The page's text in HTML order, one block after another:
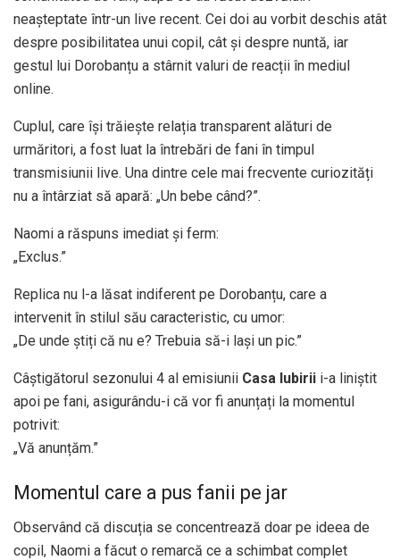
neașteptate într-un live recent. Cei doi au vorbit deschis atât
despre posibilitatea unui copil, cât și despre nuntă, iar
gestul lui Dorobanțu a stârnit valuri de reacții în mediul
online.
Cuplul, care își trăiește relația transparent alături de
urmăritori, a fost luat la întrebări de fani în timpul
transmisiunii live. Una dintre cele mai frecvente curiozități
nu a întârziat să apară: „Un bebe când?”.
Naomi a răspuns imediat și ferm:
„Exclus.”
Replica nu l-a lăsat indiferent pe Dorobanțu, care a
intervenit în stilul său caracteristic, cu umor:
„De unde știți că nu e? Trebuia să-i lași un pic.”
Câștigătorul sezonului 4 al emisiunii Casa Iubirii i-a liniștit
apoi pe fani, asigurându-i că vor fi anunțați la momentul
potrivit:
„Vă anunțăm.”
Momentul care a pus fanii pe jar
Observând că discuția se concentrează doar pe ideea de
copil, Naomi a făcut o remarcă ce a schimbat complet